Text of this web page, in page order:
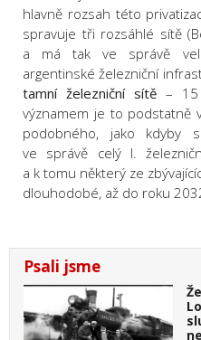
hlavně rozsah této
spravuje tři rozsáhlé sítě
a má tak ve správě
argentinské železniční
tamní železniční sítě–
významem je to podstatně
podobného, jako kdyby
ve správě celý I.
a k tomu některý ze
dlouhodobé, až do roku
Psali jsme